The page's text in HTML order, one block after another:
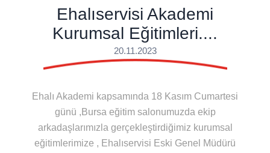
Ehalıservisi Akademi
Kurumsal Eğitimleri....
20.11.2023
Ehalı Akademi kapsamında 18 Kasım Cumartesi
günü ,Bursa eğitim salonumuzda ekip
arkadaşlarımızla gerçekleştirdiğimiz kurumsal
eğitimlerimize , Ehalıservisi Eski Genel Müdürü